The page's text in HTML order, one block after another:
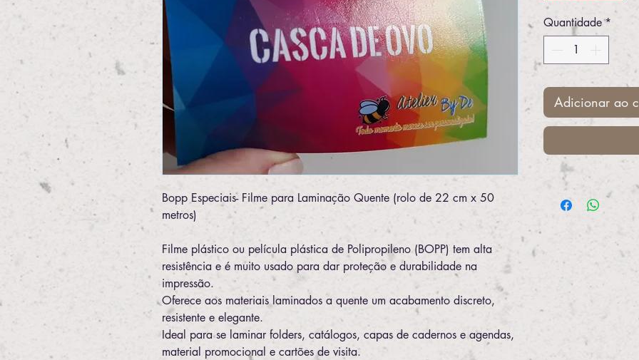
Bopp Especiais- Filme para Laminação Quente (rolo de 22 cm x 50
metros)
Filme plástico ou película plástica de Polipropileno (BOPP) tem alta
resistência e é muito usado para dar proteção e durabilidade na
impressão.
Oferece aos materiais laminados a quente um acabamento discreto,
resistente e elegante.
Ideal para se laminar folders, catálogos, capas de cadernos e agendas,
material promocional e cartões de visita.
Quantidade*
Adicionar ao